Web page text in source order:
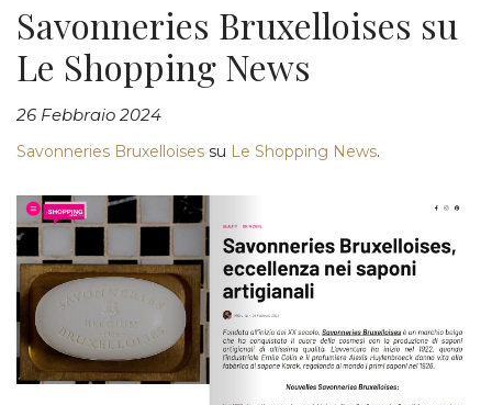
Savonneries Bruxelloises su
Le Shopping News
26 Febbraio 2024
Savonneries Bruxelloises su Le Shopping News.